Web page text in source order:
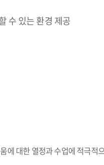
수 있는 환경 제공
대한 열정과 수업에 적극